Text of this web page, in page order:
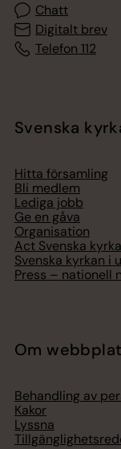
Chatt
Digitalt brev
Telefon 112
Svenska
Hitta församling
Bli medlem
Lediga jobb
Ge en gåva
Organisation
Act Svenska
Svenska kyrkan i
Press – nationell
Om
Behandling av
Kakor
Lyssna